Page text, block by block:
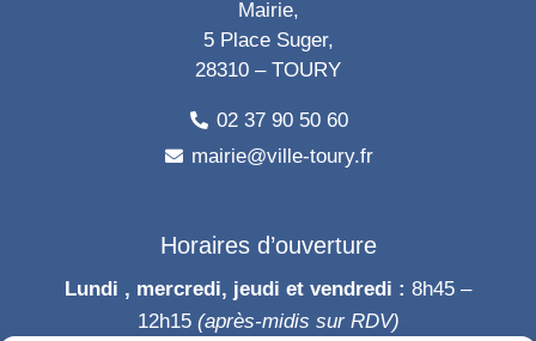
Mairie,
5 Place Suger,
28310 – TOURY
02 37 90 50 60
mairie@ville-toury.fr
Horaires d’ouverture
Lundi , mercredi, jeudi et vendredi : 8h45 –
12h15 (après-midis sur RDV)